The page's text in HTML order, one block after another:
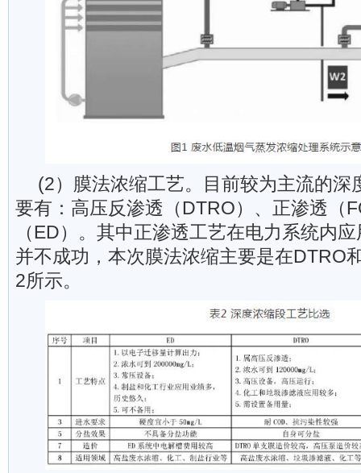
(2）膜法浓缩工艺。目前较为主流的深
要有：高压反渗透（DTRO）、正渗透（
（ED）。其中正渗透工艺在电力系统内
并不成功，本次膜法浓缩主要是在DTRO
2所示。